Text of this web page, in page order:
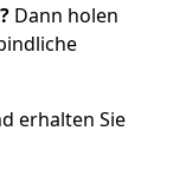
Dann holen
erhalten Sie